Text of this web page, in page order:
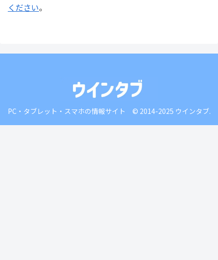
ください。
PC・タブレット・スマホの情報サイト © 2014-2025 ウインタブ.